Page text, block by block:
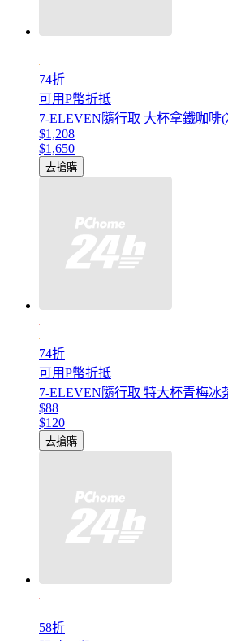
74折
可用P幣折抵
7-ELEVEN隨行取 大杯拿鐵咖啡(
$1,208
$1,650
去搶購
74折
可用P幣折抵
7-ELEVEN隨行取 特大杯青梅冰
$88
$120
去搶購
58折